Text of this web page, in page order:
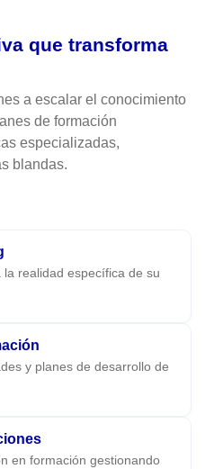
que transforma
a escalar el conocimiento
de formación
especializadas,
blandas.
realidad específica de su
y planes de desarrollo de
en formación gestionando